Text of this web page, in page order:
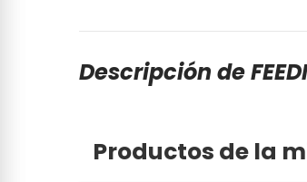
Descripción de
Productos de la